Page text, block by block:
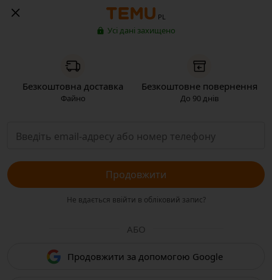
PL
Усі дані захищено
Безкоштовна доставка
Файно
Безкоштовне повернення
До 90 днів
Продовжити
Не вдається ввійти в обліковий запис?
АБО
Продовжити за допомогою Google